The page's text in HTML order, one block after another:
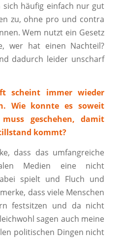
häufig einfach nur gut
zu, ohne pro und contra
Wem nutzt ein Gesetz
wer hat einen Nachteil?
dadurch leider unscharf
scheint immer wieder
Wie konnte es soweit
geschehen, damit
kommt?
dass das umfangreiche
Medien eine nicht
spielt und Fluch und
dass viele Menschen
festsitzen und da nicht
sagen auch meine
politischen Dingen nicht